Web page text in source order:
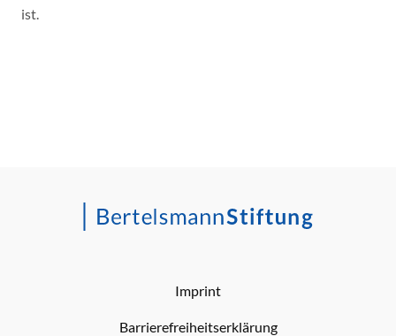
ist.
Imprint
Barrierefreiheitserklärung